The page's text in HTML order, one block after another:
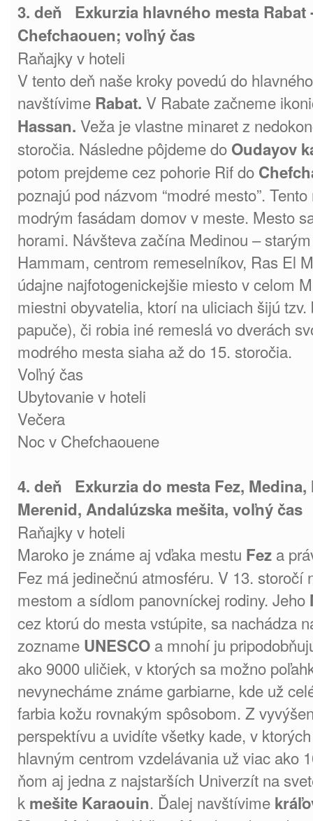
3. deň Exkurzia hlavného mesta Rabat
Chefchaouen; voľný čas
Raňajky v hoteli
V tento deň naše kroky povedú do
navštívime Rabat. V Rabate začneme
Hassan. Veža je vlastne minaret z
storočia. Následne pôjdeme do Oudayov
potom prejdeme cez pohorie Rif do
poznajú pod názvom “modré mesto”.
modrým fasádam domov v meste. Mesto
horami. Návšteva začína Medinou –
Hammam, centrom remeselníkov, Ras El
údajne najfotogenickejšie miesto v celom
miestni obyvatelia, ktorí na uliciach šijú
papuče), či robia iné remeslá vo dverách
modrého mesta siaha až do 15. storočia.
Voľný čas
Ubytovanie v hoteli
Večera
Noc v Chefchaouene
4. deň Exkurzia do mesta Fez,
Merenid, Andalúzska mešita, voľný čas
Raňajky v hoteli
Maroko je známe aj vďaka mestu Fez a
Fez má jedinečnú atmosféru. V 13. storočí
mestom a sídlom panovníckej rodiny. Jeho
cez ktorú do mesta vstúpite, sa nachádza
zozname UNESCO a mnohí ju
ako 9000 uličiek, v ktorých sa možno
nevynecháme známe garbiarne, kde už
farbia kožu rovnakým spôsobom. Z
perspektívu a uvidíte všetky kade, v
hlavným centrom vzdelávania už viac ako
ňom aj jedna z najstarších Univerzít na
k mešite Karaouin. Ďalej navštívime